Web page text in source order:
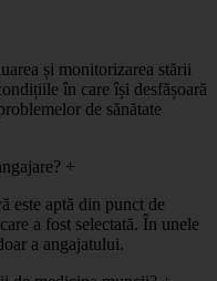
și monitorizarea stării
în care își desfășoară
de sănătate
+
este aptă din punct de
a fost selectată. În unele
a angajatului.